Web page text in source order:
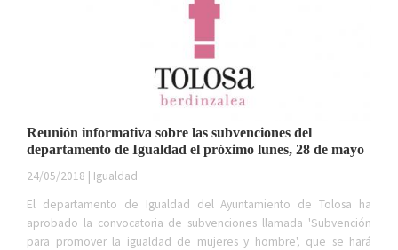
Reunión informativa sobre las subvenciones del
departamento de Igualdad el próximo lunes, 28 de mayo
24/05/2018 | Igualdad
El departamento de Igualdad del Ayuntamiento de Tolosa ha
aprobado la convocatoria de subvenciones llamada 'Subvención
para promover la igualdad de mujeres y hombre', que se hará